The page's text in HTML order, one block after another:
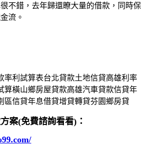
不錯，去年歸還瞭大量的借款，同時保
流。
率利試算表台北貸款土地信貸高雄利率
算橫山鄉房屋貸款高雄汽車貸款信貸年
區信貸年息借貸增貸轉貸芬園鄉房貸
案(免費諮詢看看)：